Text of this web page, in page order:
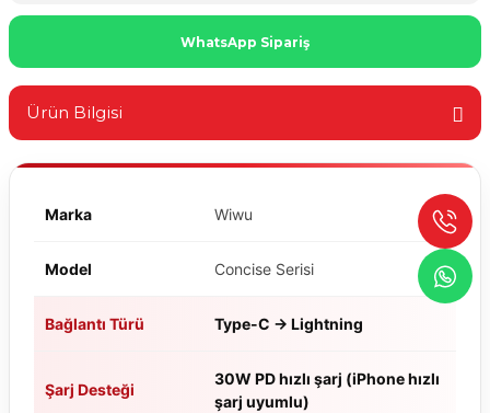
WhatsApp Sipariş
Ürün Bilgisi
Marka Wiwu
Model Concise Serisi
Bağlantı Türü Type-C → Lightning
Şarj Desteği
30W PD hızlı şarj (iPhone hızlı
şarj uyumlu)